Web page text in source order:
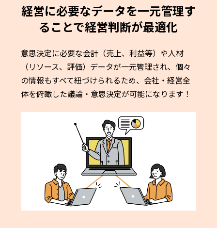
経営に必要なデータを一元管理す
ることで経営判断が最適化
意思決定に必要な会計（売上、利益等）や人材
（リソース、評価）データが一元管理され、個々
の情報もすべて紐づけられるため、会社・経営全
体を俯瞰した議論・意思決定が可能になります！